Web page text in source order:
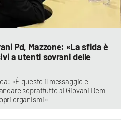
Pd, Mazzone: «La sfida è
a utenti sovrani delle
«È questo il messaggio e
soprattutto ai Giovani Dem
organismi»